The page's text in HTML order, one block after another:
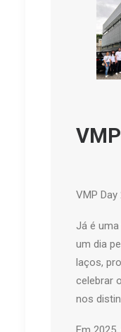
VMP Day
Já é uma
um dia
laços,
celebrar
nos